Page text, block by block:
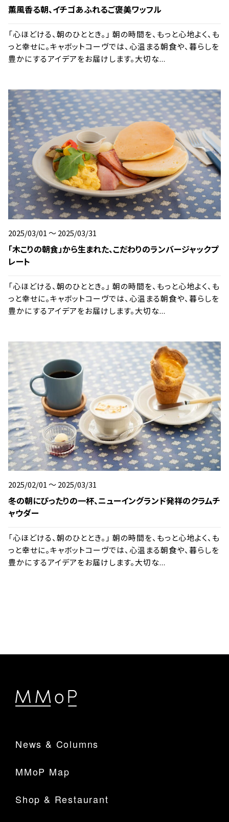
薫風香る朝、イチゴあふれるご褒美ワッフル
「心ほどける、朝のひととき。」 朝の時間を、もっと心地よく、も
っと幸せに。キャボットコーヴでは、心温まる朝食や、暮らしを
豊かにするアイデアをお届けします。大切な...
2025/03/01 ～ 2025/03/31
「木こりの朝食」から生まれた、こだわりのランバージャックプ
レート
「心ほどける、朝のひととき。」 朝の時間を、もっと心地よく、も
っと幸せに。キャボットコーヴでは、心温まる朝食や、暮らしを
豊かにするアイデアをお届けします。大切な...
2025/02/01 ～ 2025/03/31
冬の朝にぴったりの一杯、ニューイングランド発祥のクラムチ
ャウダー
「心ほどける、朝のひととき。」 朝の時間を、もっと心地よく、も
っと幸せに。キャボットコーヴでは、心温まる朝食や、暮らしを
豊かにするアイデアをお届けします。大切な...
News & Columns
MMoP Map
Shop & Restaurant